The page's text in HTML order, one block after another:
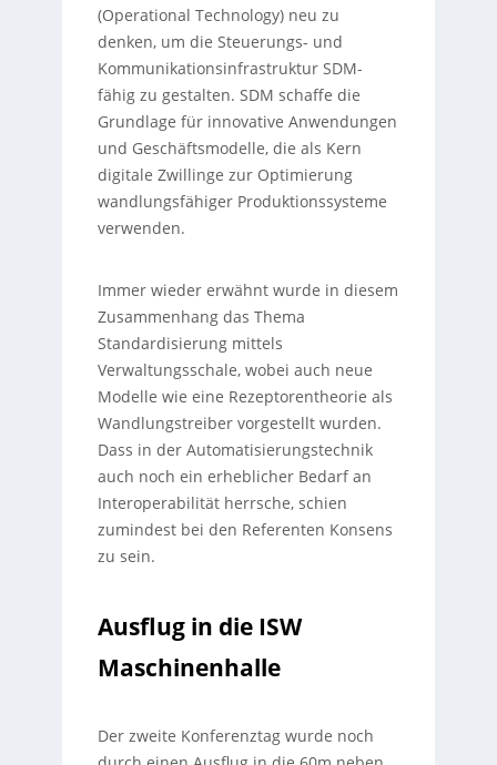
(Operational Technology) neu zu
denken, um die Steuerungs- und
Kommunikationsinfrastruktur SDM-
fähig zu gestalten. SDM schaffe die
Grundlage für innovative Anwendungen
und Geschäftsmodelle, die als Kern
digitale Zwillinge zur Optimierung
wandlungsfähiger Produktionssysteme
verwenden.
Immer wieder erwähnt wurde in diesem
Zusammenhang das Thema
Standardisierung mittels
Verwaltungsschale, wobei auch neue
Modelle wie eine Rezeptorentheorie als
Wandlungstreiber vorgestellt wurden.
Dass in der Automatisierungstechnik
auch noch ein erheblicher Bedarf an
Interoperabilität herrsche, schien
zumindest bei den Referenten Konsens
zu sein.
Ausflug in die ISW
Maschinenhalle
Der zweite Konferenztag wurde noch